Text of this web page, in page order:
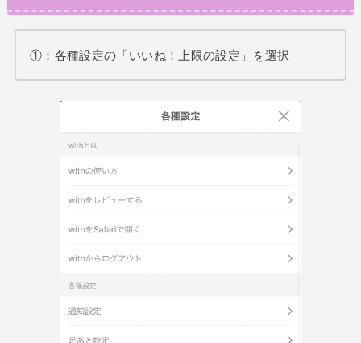
①：各種設定の「いいね！上限の設定」を選択